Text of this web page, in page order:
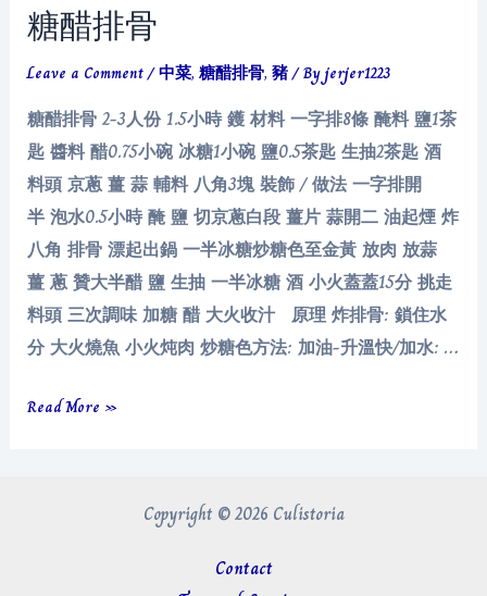
糖醋排骨
Leave a Comment/中菜,糖醋排骨,豬/ Byjerjer1223
糖醋排骨 2-3人份 1.5小時 鑊 材料 一字排8條 醃料 鹽1茶
匙 醬料 醋0.75小碗 冰糖1小碗 鹽0.5茶匙 生抽2茶匙 酒
料頭 京蔥 薑 蒜 輔料 八角3塊 裝飾 / 做法 一字排開
半 泡水0.5小時 醃 鹽 切京蔥白段 薑片 蒜開二 油起煙 炸
八角 排骨 漂起出鍋 一半冰糖炒糖色至金黃 放肉 放蒜
薑 蔥 贊大半醋 鹽 生抽 一半冰糖 酒 小火蓋蓋15分 挑走
料頭 三次調味 加糖 醋 大火收汁 原理 炸排骨: 鎖住水
分 大火燒魚 小火炖肉 炒糖色方法: 加油-升溫快/加水: …
糖
Read More »
Copyright © 2026 Culistoria
Contact